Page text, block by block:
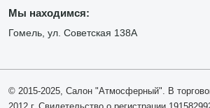
Мы находимся:
Гомель, ул. Советская 138А
© 2015-2025, Салон "Атмосферный". В